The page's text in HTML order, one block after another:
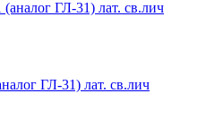
ГЛ-31) лат. св.лич